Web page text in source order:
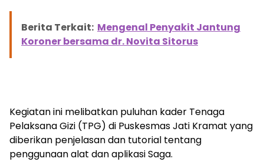
Berita Terkait: Mengenal Penyakit Jantung
Koroner bersama dr. Novita Sitorus
Kegiatan ini melibatkan puluhan kader Tenaga
Pelaksana Gizi (TPG) di Puskesmas Jati Kramat yang
diberikan penjelasan dan tutorial tentang
penggunaan alat dan aplikasi Saga.